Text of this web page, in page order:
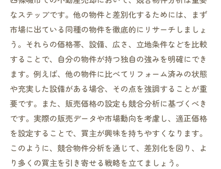
なステップです。他の物件と差別化するためには、まず
市場に出ている同種の物件を徹底的にリサーチしましょ
う。それらの価格帯、設備、広さ、立地条件などを比較
することで、自分の物件が持つ独自の強みを明確にでき
ます。例えば、他の物件に比べてリフォーム済みの状態
や充実した設備がある場合、その点を強調することが重
要です。また、販売価格の設定も競合分析に基づくべき
です。実際の販売データや市場動向を考慮し、適正価格
を設定することで、買主が興味を持ちやすくなります。
このように、競合物件分析を通じて、差別化を図り、よ
り多くの買主を引き寄せる戦略を立てましょう。